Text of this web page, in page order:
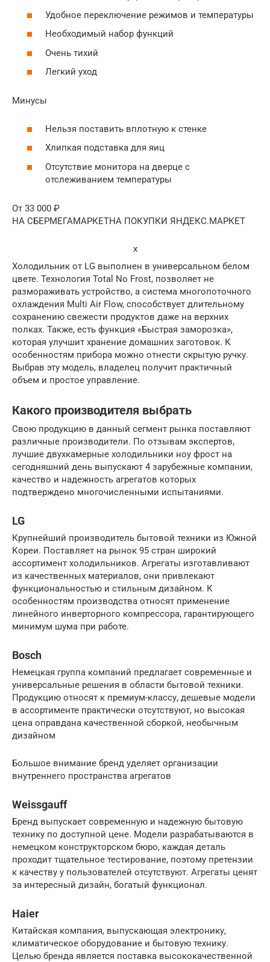
Удобное переключение режимов и температуры
Необходимый набор функций
Очень тихий
Легкий уход
Минусы
Нельзя поставить вплотную к стенке
Хлипкая подставка для яиц
Отсутствие монитора на дверце с
отслеживанием температуры
От 33 000 ₽
НА СБЕРМЕГАМАРКЕТНА ПОКУПКИ ЯНДЕКС.МАРКЕТ
x
Холодильник от LG выполнен в универсальном белом
цвете. Технология Total No Frost, позволяет не
размораживать устройство, а система многопоточного
охлаждения Multi Air Flow, способствует длительному
сохранению свежести продуктов даже на верхних
полках. Также, есть функция «Быстрая заморозка»,
которая улучшит хранение домашних заготовок. К
особенностям прибора можно отнести скрытую ручку.
Выбрав эту модель, владелец получит практичный
объем и простое управление.
Какого производителя выбрать
Свою продукцию в данный сегмент рынка поставляют
различные производители. По отзывам экспертов,
лучшие двухкамерные холодильники ноу фрост на
сегодняшний день выпускают 4 зарубежные компании,
качество и надежность агрегатов которых
подтверждено многочисленными испытаниями.
LG
Крупнейший производитель бытовой техники из Южной
Кореи. Поставляет на рынок 95 стран широкий
ассортимент холодильников. Агрегаты изготавливают
из качественных материалов, они привлекают
функциональностью и стильным дизайном. К
особенностям производства относят применение
линейного инверторного компрессора, гарантирующего
минимум шума при работе.
Bosch
Немецкая группа компаний предлагает современные и
универсальные решения в области бытовой техники.
Продукцию относят к премиум-классу, дешевые модели
в ассортименте практически отсутствуют, но высокая
цена оправдана качественной сборкой, необычным
дизайном
Большое внимание бренд уделяет организации
внутреннего пространства агрегатов
Weissgauff
Бренд выпускает современную и надежную бытовую
технику по доступной цене. Модели разрабатываются в
немецком конструкторском бюро, каждая деталь
проходит тщательное тестирование, поэтому претензии
к качеству у пользователей отсутствуют. Агрегаты ценят
за интересный дизайн, богатый функционал.
Haier
Китайская компания, выпускающая электронику,
климатическое оборудование и бытовую технику.
Целью бренда является поставка высококачественной